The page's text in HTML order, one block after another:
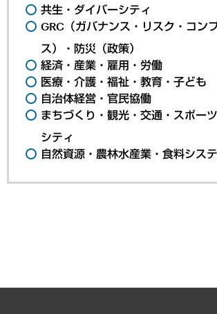
共生・ダイバーシティ
GRC（ガバナンス・リスク・コン
ス）・防災（政策）
経済・産業・雇用・労働
医療・介護・福祉・教育・子ども
自治体経営・官民協働
まちづくり・観光・交通・スポー
シティ
自然資源・農林水産業・食料シス